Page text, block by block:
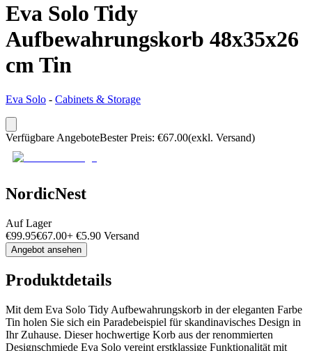
Eva Solo Tidy
Aufbewahrungskorb 48x35x26
cm Tin
Eva Solo - Cabinets & Storage
Verfügbare AngeboteBester Preis: €67.00(exkl. Versand)
NordicNest
Auf Lager
€99.95€67.00+ €5.90 Versand
Angebot ansehen
Produktdetails
Mit dem Eva Solo Tidy Aufbewahrungskorb in der eleganten Farbe
Tin holen Sie sich ein Paradebeispiel für skandinavisches Design in
Ihr Zuhause. Dieser hochwertige Korb aus der renommierten
Designschmiede Eva Solo vereint erstklassige Funktionalität mit